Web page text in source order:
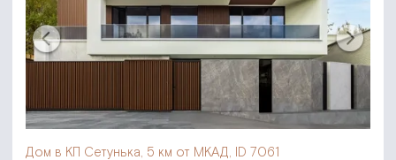
Дом в КП Сетунька, 5 км от МКАД, ID 7061